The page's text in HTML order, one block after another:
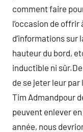
comment faire
l’occasion de
d’informations sur
hauteur du bord,
inductible ni
de se jeter leur
Tim Admandpour
peuvent enlever
année, nous